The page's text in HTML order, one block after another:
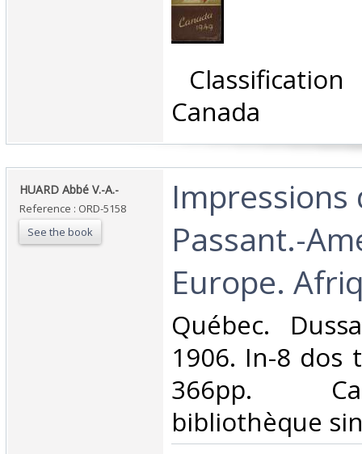
Canada‎
‎HUARD Abbé V.-A.-‎
Reference : ORD-5158
See the book
‎Impressions
Passant.-
Europe.
‎Québec.
1906. In-8 dos
366pp.
bibliothèque